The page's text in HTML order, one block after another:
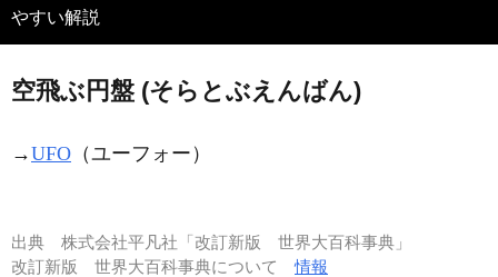
やすい解説
空飛ぶ円盤 (そらとぶえんばん)
→UFO （ユーフォー）
出典 株式会社平凡社「改訂新版 世界大百科事典」
改訂新版 世界大百科事典について情報